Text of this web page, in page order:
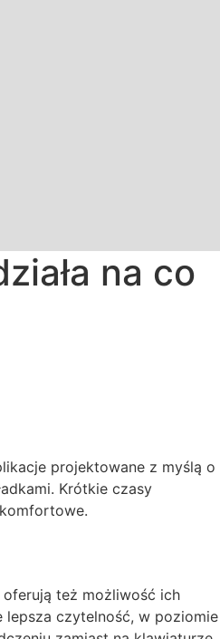
na co
projektowane z myślą o
Krótkie czasy
oferują też możliwość ich
czytelność, w poziomie